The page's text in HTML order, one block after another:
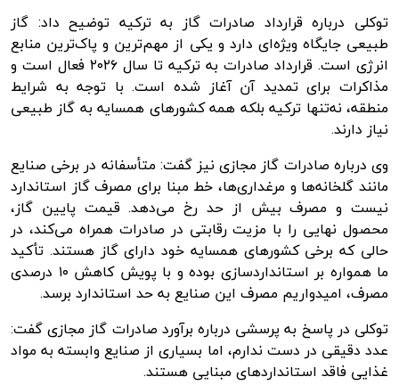
توکلی درباره قرارداد صادرات گاز به ترکیه توضیح داد: گاز
طبیعی جایگاه ویژه‌ای دارد و یکی از مهم‌ترین و پاک‌ترین منابع
انرژی است. قرارداد صادرات به ترکیه تا سال ۲۰۲۶ فعال است و
مذاکرات برای تمدید آن آغاز شده است. با توجه به شرایط
منطقه، نه‌تنها ترکیه بلکه همه کشورهای همسایه به گاز طبیعی
نیاز دارند.
وی درباره صادرات گاز مجازی نیز گفت: متأسفانه در برخی صنایع
مانند گلخانه‌ها و مرغداری‌ها، خط مبنا برای مصرف گاز استاندارد
نیست و مصرف بیش از حد رخ می‌دهد. قیمت پایین گاز،
محصول نهایی را با مزیت رقابتی در صادرات همراه می‌کند، در
حالی که برخی کشورهای همسایه خود دارای گاز هستند. تأکید
ما همواره بر استانداردسازی بوده و با پویش کاهش ۱۰ درصدی
مصرف، امیدواریم مصرف این صنایع به حد استاندارد برسد.
توکلی در پاسخ به پرسشی درباره برآورد صادرات گاز مجازی گفت:
عدد دقیقی در دست ندارم، اما بسیاری از صنایع وابسته به مواد
غذایی فاقد استانداردهای مبنایی هستند.